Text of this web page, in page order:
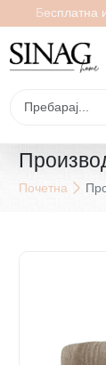
Бесплатна
Почетна